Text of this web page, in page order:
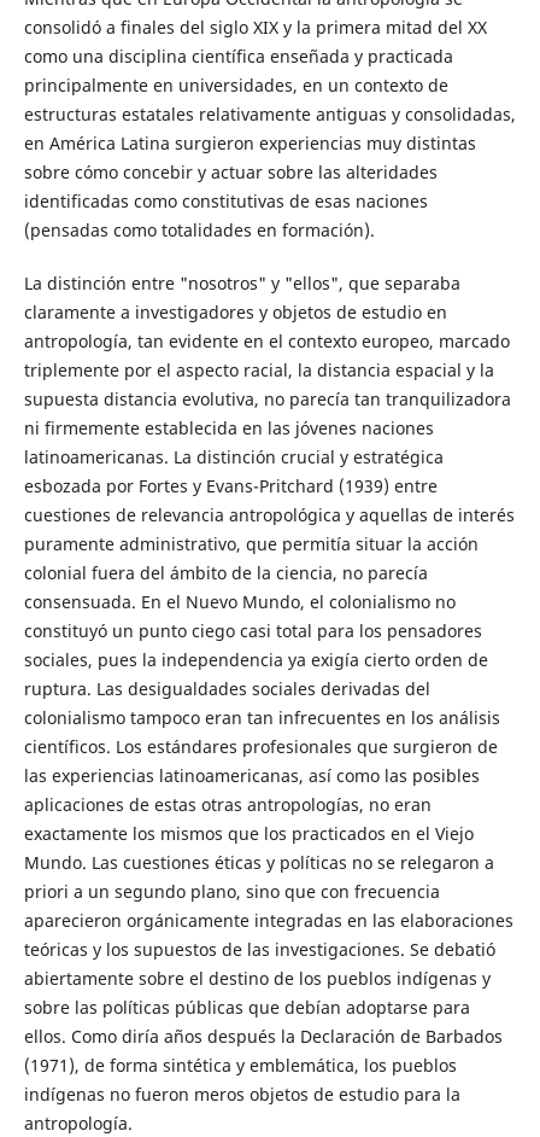
consolidó a finales del siglo XIX y la primera mitad del XX
como una disciplina científica enseñada y practicada
principalmente en universidades, en un contexto de
estructuras estatales relativamente antiguas y consolidadas,
en América Latina surgieron experiencias muy distintas
sobre cómo concebir y actuar sobre las alteridades
identificadas como constitutivas de esas naciones
(pensadas como totalidades en formación).
La distinción entre "nosotros" y "ellos", que separaba
claramente a investigadores y objetos de estudio en
antropología, tan evidente en el contexto europeo, marcado
triplemente por el aspecto racial, la distancia espacial y la
supuesta distancia evolutiva, no parecía tan tranquilizadora
ni firmemente establecida en las jóvenes naciones
latinoamericanas. La distinción crucial y estratégica
esbozada por Fortes y Evans-Pritchard (1939) entre
cuestiones de relevancia antropológica y aquellas de interés
puramente administrativo, que permitía situar la acción
colonial fuera del ámbito de la ciencia, no parecía
consensuada. En el Nuevo Mundo, el colonialismo no
constituyó un punto ciego casi total para los pensadores
sociales, pues la independencia ya exigía cierto orden de
ruptura. Las desigualdades sociales derivadas del
colonialismo tampoco eran tan infrecuentes en los análisis
científicos. Los estándares profesionales que surgieron de
las experiencias latinoamericanas, así como las posibles
aplicaciones de estas otras antropologías, no eran
exactamente los mismos que los practicados en el Viejo
Mundo. Las cuestiones éticas y políticas no se relegaron a
priori a un segundo plano, sino que con frecuencia
aparecieron orgánicamente integradas en las elaboraciones
teóricas y los supuestos de las investigaciones. Se debatió
abiertamente sobre el destino de los pueblos indígenas y
sobre las políticas públicas que debían adoptarse para
ellos. Como diría años después la Declaración de Barbados
(1971), de forma sintética y emblemática, los pueblos
indígenas no fueron meros objetos de estudio para la
antropología.